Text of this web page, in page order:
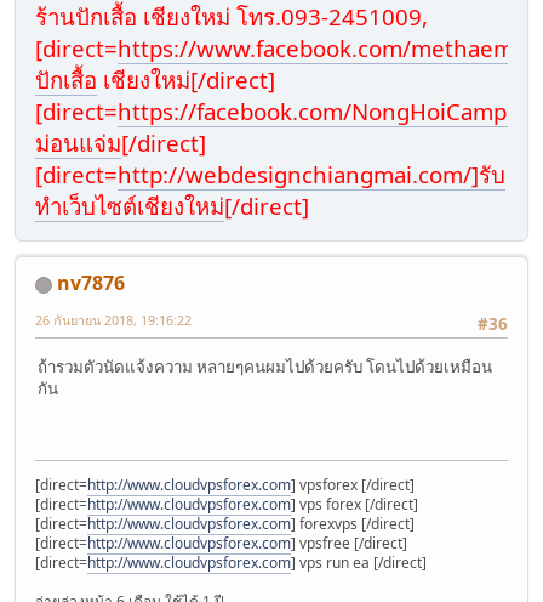
ร้านปักเสื้อ เชียงใหม่ โทร.093-2451009,
[direct=https://www.facebook.com/
ปักเสื้อ เชียงใหม่[/direct]
[direct=https://facebook.com/NongHoiCamp6/
ม่อนแจ่ม[/direct]
[direct=http://webdesignchiangmai.com/]รับ
ทำเว็บไซต์เชียงใหม่[/direct]
nv7876
#36
26 กันยายน 2018, 19:16:22
ถ้ารวมตัวนัดแจ้งความ หลายๆคนผมไปด้วยครับ โดนไปด้วยเหมือน
กัน
[direct=http://www.cloudvpsforex.com] vpsforex [/direct]
[direct=http://www.cloudvpsforex.com] vps forex [/direct]
[direct=http://www.cloudvpsforex.com] forexvps [/direct]
[direct=http://www.cloudvpsforex.com] vpsfree [/direct]
[direct=http://www.cloudvpsforex.com] vps run ea [/direct]